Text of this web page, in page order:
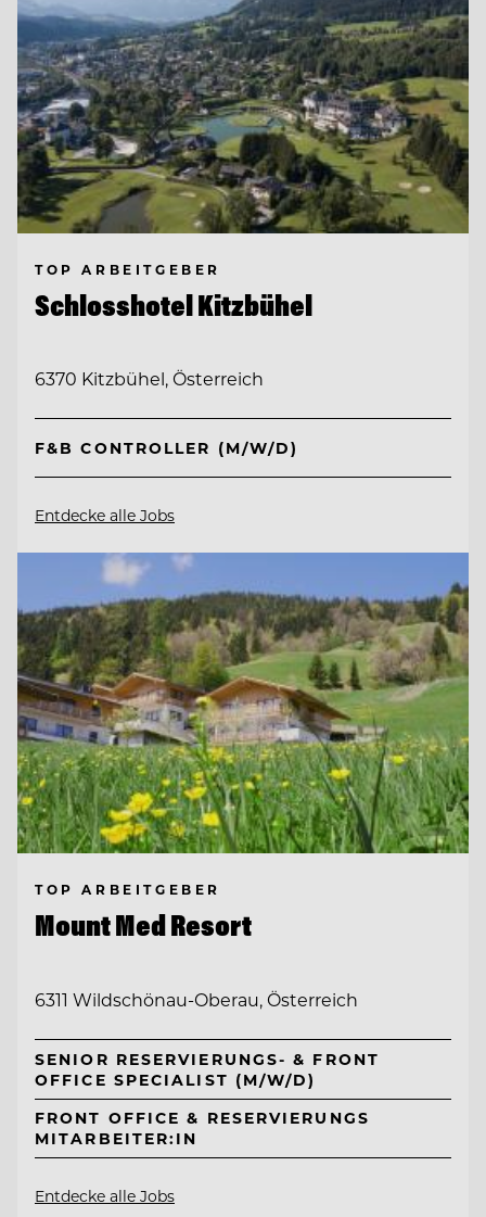
TOP ARBEITGEBER
Schlosshotel Kitzbühel
6370 Kitzbühel, Österreich
F&B CONTROLLER (M/W/D)
Entdecke alle Jobs
TOP ARBEITGEBER
Mount Med Resort
6311 Wildschönau-Oberau, Österreich
SENIOR RESERVIERUNGS- & FRONT
OFFICE SPECIALIST (M/W/D)
FRONT OFFICE & RESERVIERUNGS
MITARBEITER:IN
Entdecke alle Jobs